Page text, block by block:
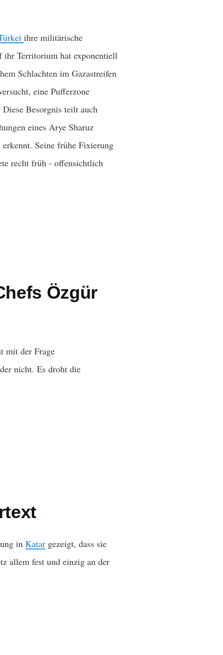
ihre militärische
ihr Territorium hat exponentiell
Schlachten im Gazastreifen
eine Pufferzone
Besorgnis teilt auch
eines Arye Sharuz
Seine frühe Fixierung
recht früh - offensichtlich
Özgür
mit der Frage
nicht. Es droht die
in Katar gezeigt, dass sie
allem fest und einzig an der